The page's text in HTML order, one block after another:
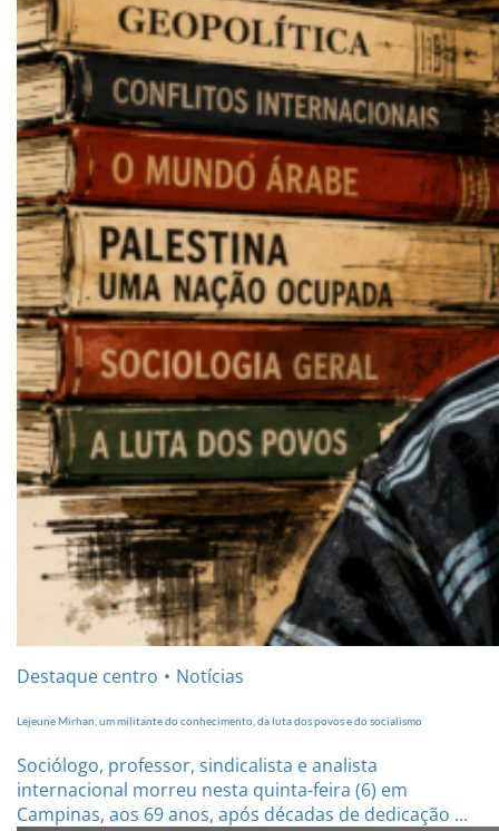
Destaque centro Notícias
Lejeune Mirhan, um militante do conhecimento, da luta dos povos e do socialismo
Sociólogo, professor, sindicalista e analista
internacional morreu nesta quinta-feira (6) em
Campinas, aos 69 anos, após décadas de dedicação ...